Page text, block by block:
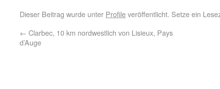
Dieser Beitrag wurde unter Profileveröffentlicht. Setze ein
← Clarbec, 10 km nordwestlich von Lisieux, Pays
d’Auge